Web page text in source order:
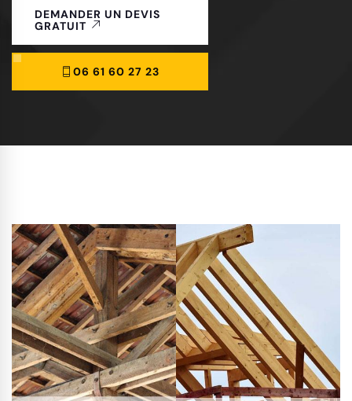
DEMANDER UN DEVIS
GRATUIT
06 61 60 27 23